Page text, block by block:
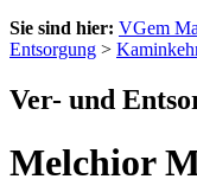
Sie sind hier: VGem
Entsorgung >
Ver- und
Melchior